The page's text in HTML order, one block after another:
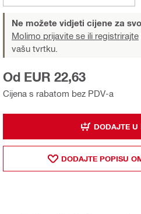
Ne možete vidjeti cijene za
Molimo prijavite se ili registrirajte
vašu tvrtku.
Cijena s rabatom bez PDV-a
Od EUR 22,63
DODAJTE U
DODAJTE POPISU